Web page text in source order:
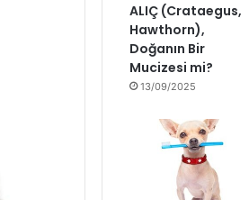
ALIÇ (Crataegus,
Hawthorn),
Doğanın Bir
Mucizesi mi?
13/09/2025